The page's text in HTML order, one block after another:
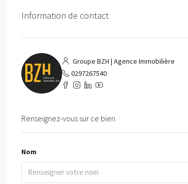
Information de contact
Groupe BZH | Agence Immobilière
0297267540
Renseignez-vous sur ce bien
Nom